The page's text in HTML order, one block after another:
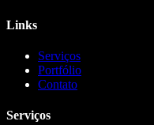
Links
Serviços
Portfólio
Contato
Serviços